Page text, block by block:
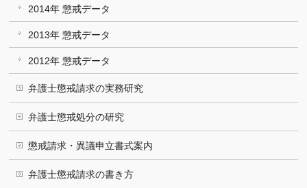
2014年 懲戒データ
2013年 懲戒データ
2012年 懲戒データ
弁護士懲戒請求の実務研究
弁護士懲戒処分の研究
懲戒請求・異議申立書式案内
弁護士懲戒請求の書き方